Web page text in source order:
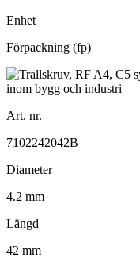
Enhet
Förpackning (fp)
Art. nr.
7102242042B
Diameter
4.2 mm
Längd
42 mm